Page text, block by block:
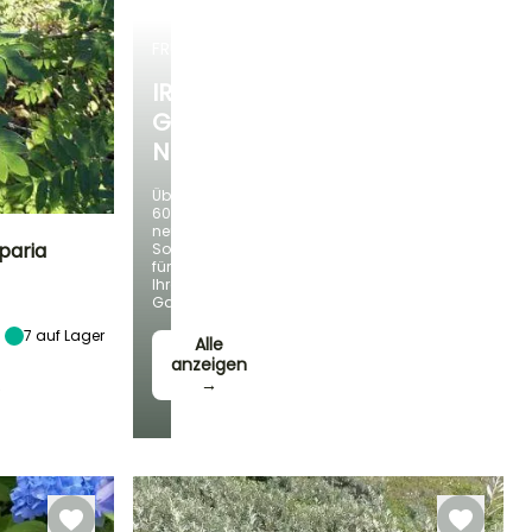
IRIS
GERMANICA
NEUHEITEN
Über
60
neue
Sorten
für
Ihren
Garten!
Alle
anzeigen
→
Halbschatten
7 auf Lager